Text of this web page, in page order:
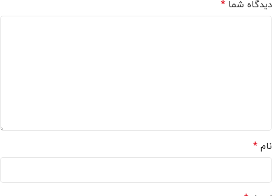
دیدگاه شما *
نام *